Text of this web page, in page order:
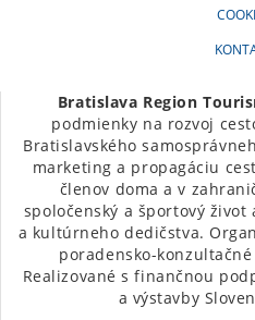
Bratislava Region
podmienky na rozvoj
Bratislavského
marketing a propagáciu
členov doma a v
spoločenský a športový
a kultúrneho dedičstva.
poradensko-
Realizované s finančnou
a výstavby